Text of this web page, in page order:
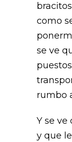
como
se ve
rumbo
Y se
y que